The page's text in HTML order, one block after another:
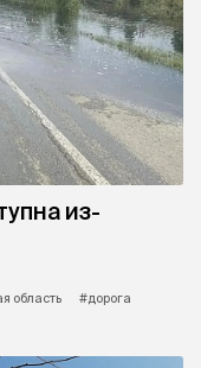
из-
область
#дорога